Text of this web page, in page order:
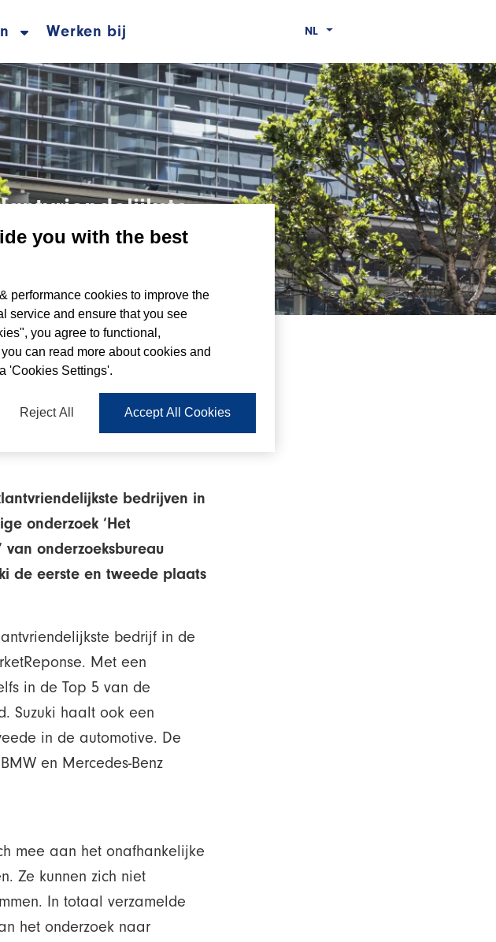
Werken bij NL
bedrijven in
onderzoek ‘Het
onderzoeksbureau
de eerste en tweede plaats
bedrijf in de
Met een
in de Top 5 van de
Suzuki haalt ook een
in de automotive. De
en Mercedes-Benz
mee aan het onafhankelijke
Ze kunnen zich niet
In totaal verzamelde
het onderzoek naar
you with the best
performance cookies to improve the
service and ensure that you see
you agree to functional,
can read more about cookies and
'Cookies Settings'.
Reject All Accept All Cookies